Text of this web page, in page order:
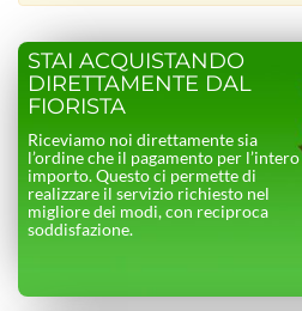
STAI ACQUISTANDO
DIRETTAMENTE DAL
FIORISTA
Riceviamo noi direttamente sia
l’ordine che il pagamento per l’intero
importo. Questo ci permette di
realizzare il servizio richiesto nel
migliore dei modi, con reciproca
soddisfazione.